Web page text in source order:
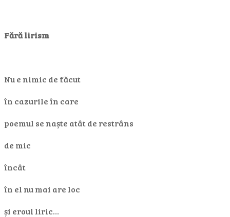
Fără lirism
Nu e nimic de făcut
în cazurile în care
poemul se naște atât de restrâns
de mic
încât
în el nu mai are loc
și eroul liric…